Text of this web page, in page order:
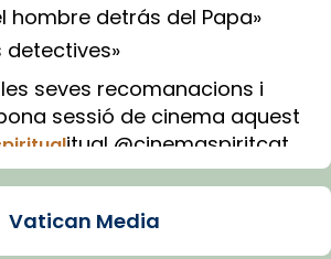
hombre detrás del Papa»
detectives»
seves recomanacions i
sessió de cinema aquest
itual @cinemaspiritcat
amb IA (OpenAI)
Share
Vatican Media